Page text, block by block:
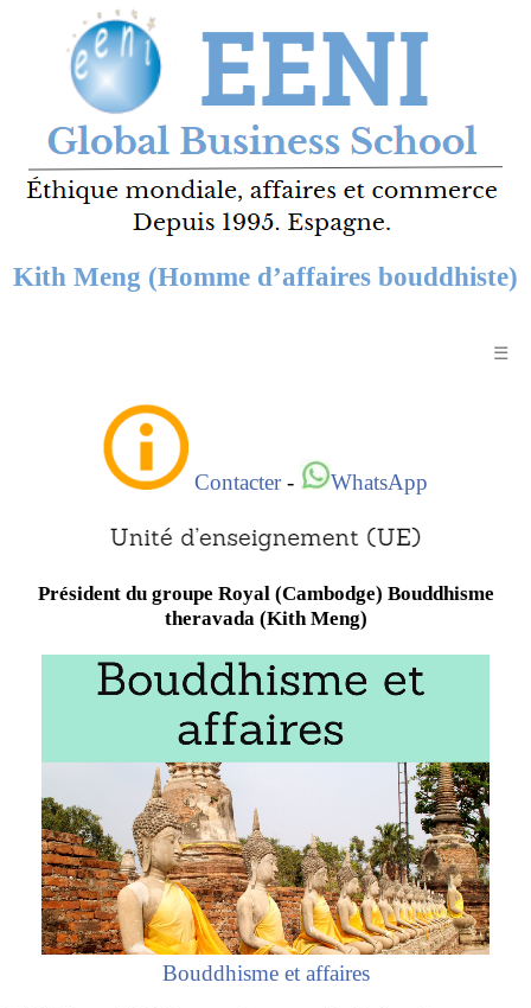
Kith Meng (Homme d’affaires bouddhiste)
☰
Contacter- WhatsApp
Président du groupe Royal (Cambodge) Bouddhisme
theravada (Kith Meng)
Bouddhisme et affaires